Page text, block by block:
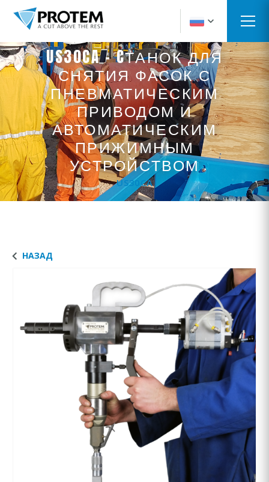
US30CA - CТАНОК ДЛЯ
СНЯТИЯ ФАСОК С
ПНЕВМАТИЧЕСКИМ
ПРИВОДОМ И
АВТОМАТИЧЕСКИМ
ПРИЖИМНЫМ
УСТРОЙСТВОМ
US30CA
НАЗАД